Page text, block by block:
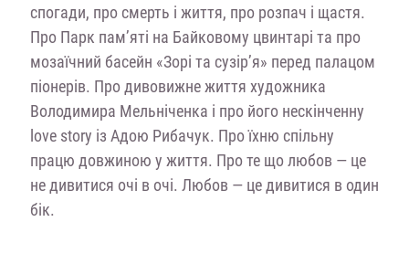
спогади, про смерть і життя, про розпач і щастя.
Про Парк пам’яті на Байковому цвинтарі та про
мозаїчний басейн «Зорі та сузір’я» перед палацом
піонерів. Про дивовижне життя художника
Володимира Мельніченка і про його нескінченну
love story із Адою Рибачук. Про їхню спільну
працю довжиною у життя. Про те що любов — це
не дивитися очі в очі. Любов — це дивитися в один
бік.